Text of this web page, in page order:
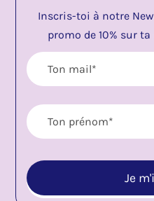
Inscris-toi à notre
promo de 10% sur